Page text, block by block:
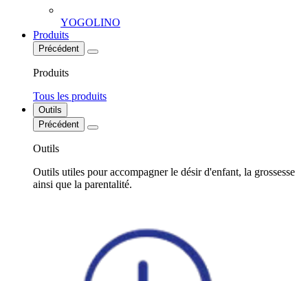
YOGOLINO
Produits
Précédent
Produits
Tous les produits
Outils
Précédent
Outils
Outils utiles pour accompagner le désir d'enfant, la grossesse
ainsi que la parentalité.